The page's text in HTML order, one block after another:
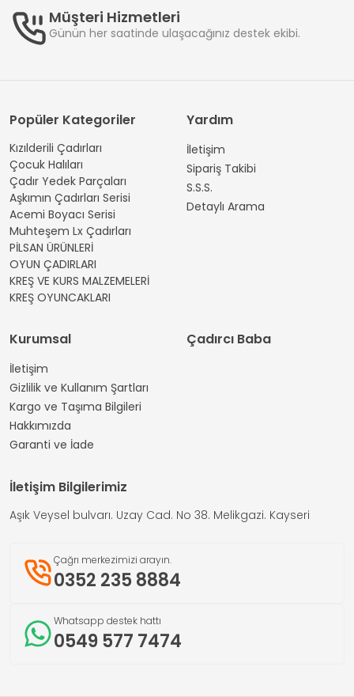
Müşteri Hizmetleri
Günün her saatinde ulaşacağınız destek ekibi.
Popüler Kategoriler
Kızılderili Çadırları
Çocuk Halıları
Çadır Yedek Parçaları
Aşkımın Çadırları Serisi
Acemi Boyacı Serisi
Muhteşem Lx Çadırları
PİLSAN ÜRÜNLERİ
OYUN ÇADIRLARI
KREŞ VE KURS MALZEMELERİ
KREŞ OYUNCAKLARI
Yardım
İletişim
Sipariş Takibi
S.S.S.
Detaylı Arama
Kurumsal
İletişim
Gizlilik ve Kullanım Şartları
Kargo ve Taşıma Bilgileri
Hakkımızda
Garanti ve İade
Çadırcı Baba
İletişim Bilgilerimiz
Aşık Veysel bulvarı. Uzay Cad. No 38. Melikgazi. Kayseri
Çağrı merkezimizi arayın.
0352 235 8884
Whatsapp destek hattı
0549 577 7474